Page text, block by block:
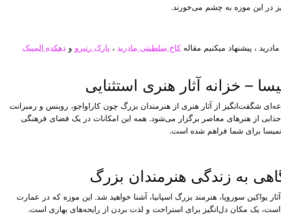
در این موزه به چشم می‌خورند.
، پیشنهاد میکنیم مقاله کاخ سلطنتی مادرید ، پارک رتیرو و دهکده المپیک
– خزانه آثار هنری استثنایی
شگفت‌انگیز از آثار هنری از هنرمندان بزرگ چون کاراواجو، روبنس و رمبرانت
از هنرهای معاصر برگزار می‌شود. همه این امکانات در یک فضای فرهنگی
برای شما فراهم شده است.
به زندگی هنرمندان بزرگ
یواکین سورویا، هنرمند بزرگ اسپانیا، آشنا خواهید شد. این موزه که در عمارت
یک مکان دل‌انگیز برای استراحت و لذت بردن از رایحه‌های بهاری است.